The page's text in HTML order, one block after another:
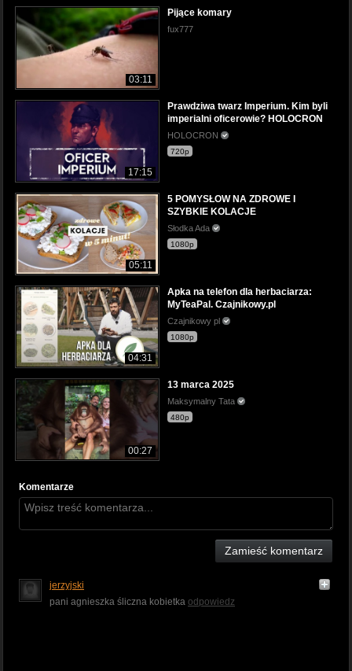
03:11
Pijące komary
fux777
17:15
Prawdziwa twarz Imperium. Kim byli
imperialni oficerowie? HOLOCRON
HOLOCRON
720p
05:11
5 POMYSŁOW NA ZDROWE I
SZYBKIE KOLACJE
Słodka Ada
1080p
04:31
Apka na telefon dla herbaciarza:
MyTeaPal. Czajnikowy.pl
Czajnikowy pl
1080p
00:27
13 marca 2025
Maksymalny Tata
480p
Komentarze
Zamieść komentarz
jerzyjski
pani agnieszka śliczna kobietka odpowiedz